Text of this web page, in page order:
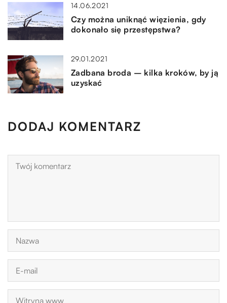
14.06.2021
Czy można uniknąć więzienia, gdy
dokonało się przestępstwa?
29.01.2021
Zadbana broda – kilka kroków, by ją
uzyskać
DODAJ KOMENTARZ